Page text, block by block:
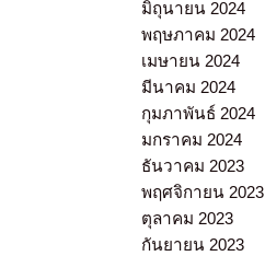
มิถุนายน 2024
พฤษภาคม 2024
เมษายน 2024
มีนาคม 2024
กุมภาพันธ์ 2024
มกราคม 2024
ธันวาคม 2023
พฤศจิกายน 2023
ตุลาคม 2023
กันยายน 2023